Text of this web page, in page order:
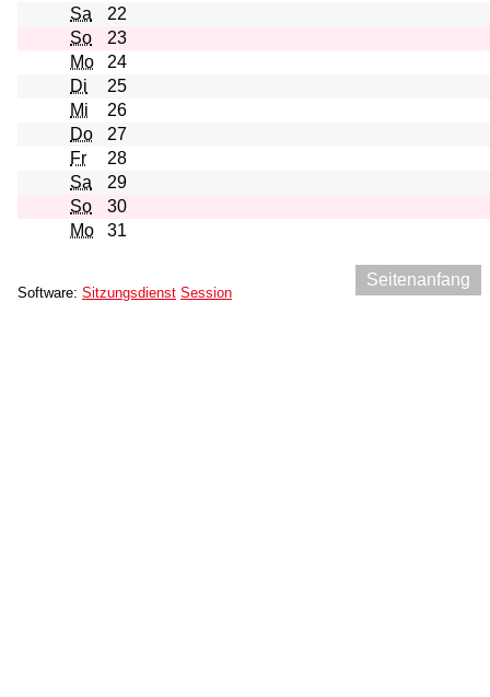
Sa
22
So
23
Mo
24
Di
25
Mi
26
Do
27
Fr
28
Sa
29
So
30
Mo
31
Seitenanfang
Software: Sitzungsdienst Session